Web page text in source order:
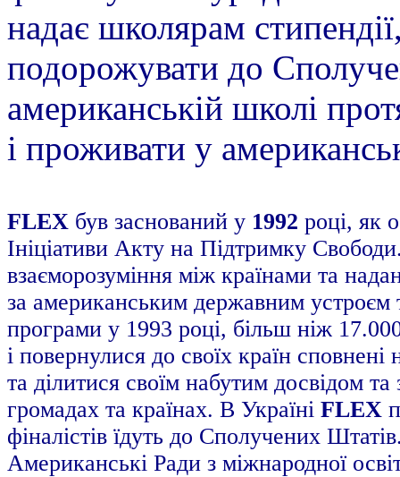
надає школярам
подорожувати до
американській школі
і проживати у
FLEX був заснований у 1992 році, як
Ініціативи Акту на Підтримку
взаєморозуміння між країнами та
за американським державним устроєм
програми у 1993 році, більш ніж
і повернулися до своїх країн
та ділитися своїм набутим досвідом
громадах та країнах. В Україні FLEX
фіналістів їдуть до Сполучених
Американські Ради з міжнародної